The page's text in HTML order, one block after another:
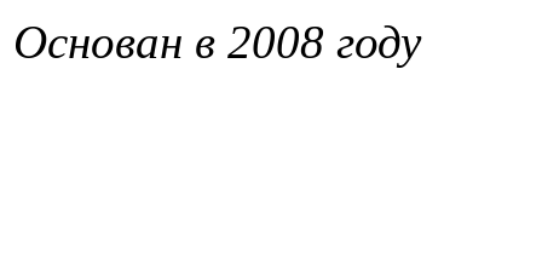
Основан в 2008 году